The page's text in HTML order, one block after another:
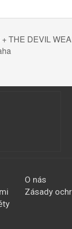
THE DEVIL
O nás
Zásady